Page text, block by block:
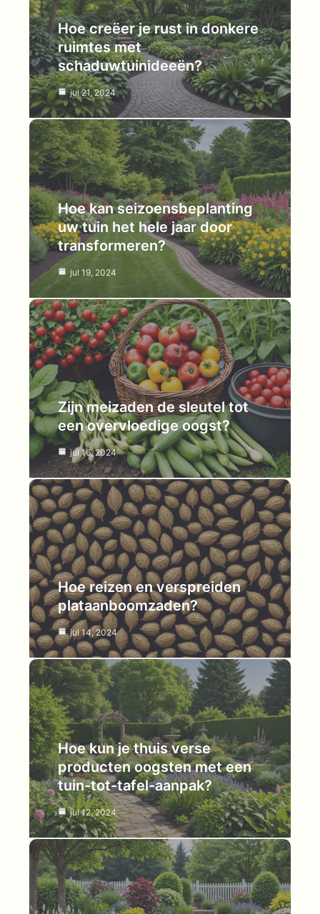
Hoe creëer je rust in donkere
ruimtes met
schaduwtuinideeën?
jul 21, 2024
Hoe kan seizoensbeplanting
uw tuin het hele jaar door
transformeren?
jul 19, 2024
Zijn meizaden de sleutel tot
een overvloedige oogst?
jul 16, 2024
Hoe reizen en verspreiden
plataanboomzaden?
jul 14, 2024
Hoe kun je thuis verse
producten oogsten met een
tuin-tot-tafel-aanpak?
jul 12, 2024